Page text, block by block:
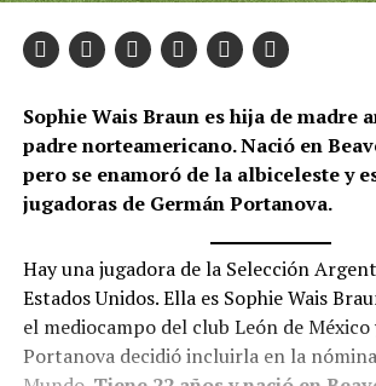
Sophie Wais Braun es hija de madre
padre norteamericano. Nació en
pero se enamoró de la albiceleste y
jugadoras de Germán Portanova.
Hay una jugadora de la Selección
Estados Unidos. Ella es Sophie Wais
el mediocampo del club León de México
Portanova decidió incluirla en la